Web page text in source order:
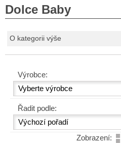
Dolce Baby
O kategorii výše
Výrobce:
Řadit podle:
Zobrazení: